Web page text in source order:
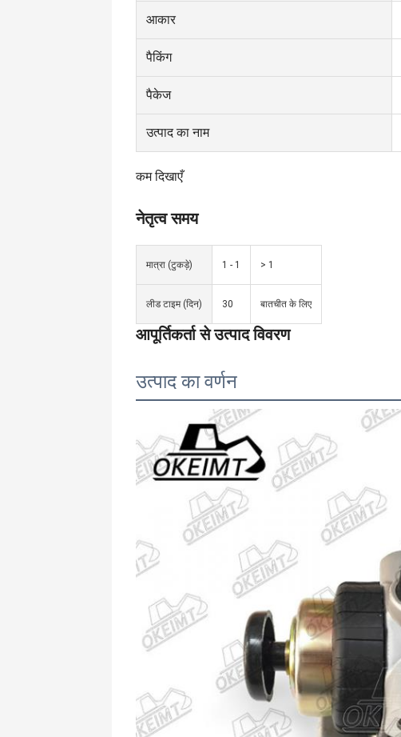
आकार
पैकिंग
पैकेज
उत्पाद का नाम
कम दिखाएँ
नेतृत्व समय
मात्रा (टुकड़े) 1 - 1 > 1
लीड टाइम (दिन) 30 बातचीत के लिए
आपूर्तिकर्ता से उत्पाद विवरण
उत्पाद का वर्णन